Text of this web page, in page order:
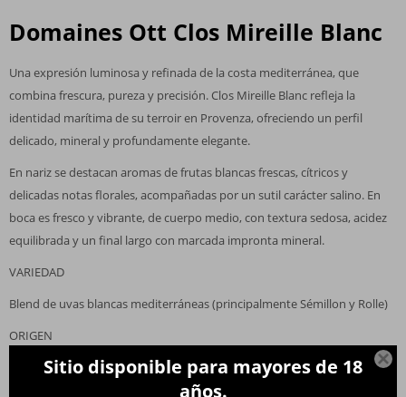

Sitio disponible para mayores de 18
años.
Domaines Ott Clos Mireille Blanc
Una expresión luminosa y refinada de la costa mediterránea, que
combina frescura, pureza y precisión. Clos Mireille Blanc refleja la
identidad marítima de su terroir en Provenza, ofreciendo un perfil
delicado, mineral y profundamente elegante.
En nariz se destacan aromas de frutas blancas frescas, cítricos y
delicadas notas florales, acompañadas por un sutil carácter salino. En
boca es fresco y vibrante, de cuerpo medio, con textura sedosa, acidez
equilibrada y un final largo con marcada impronta mineral.
VARIEDAD
Blend de uvas blancas mediterráneas (principalmente Sémillon y Rolle)
ORIGEN
Côtes de Provence, Francia